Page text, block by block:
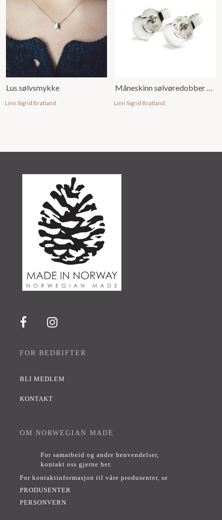
Lus sølvsmykke
Linn Sigrid Bratland
Måneskinn sølvøredobber mini
Linn Sigrid Bratland
FOR BEDRIFTER
BLI MEDLEM
KONTAKT
OM NORWEGIAN MADE
For samarbeid og andre henvendelser,
kontakt oss gjerne her.
For kontaktinformasjon til våre produsenter, se
PRODUSENTER
PERSONVERN